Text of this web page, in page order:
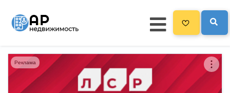
Главная
Все новостройки 3300
Реклама